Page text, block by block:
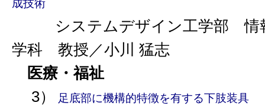
成技術
システムデザイン工学部 情
学科 教授／小川 猛志
医療・福祉
3）
足底部に機構的特徴を有する下肢装具